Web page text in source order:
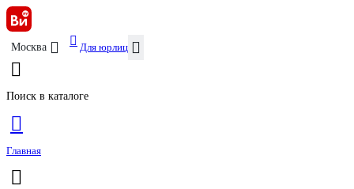
Москва Для юрлиц
Поиск в каталоге
Главная